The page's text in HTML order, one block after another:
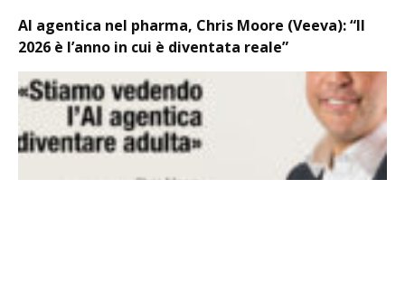
AI agentica nel pharma, Chris Moore (Veeva): “Il
2026 è l’anno in cui è diventata reale”